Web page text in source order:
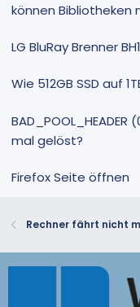
können
LG BluRay Brenner
Wie 512GB SSD auf
mal gelöst?
Firefox Seite öffnen
Rechner fährt nicht